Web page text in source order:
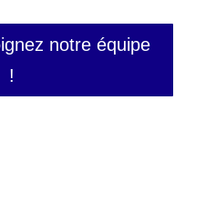
notre équipe
!